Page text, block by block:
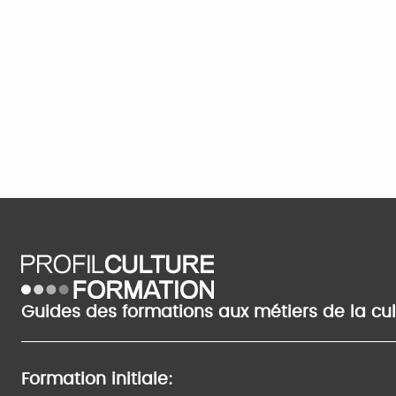
Guides des formations aux métiers de la
Formation initiale: